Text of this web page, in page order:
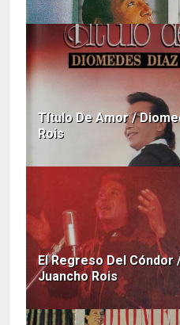
Título De Amor /
Rois
El Regreso Del Cóndor
Juancho Rois